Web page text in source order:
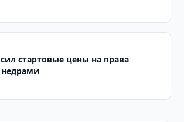
стартовые цены на права